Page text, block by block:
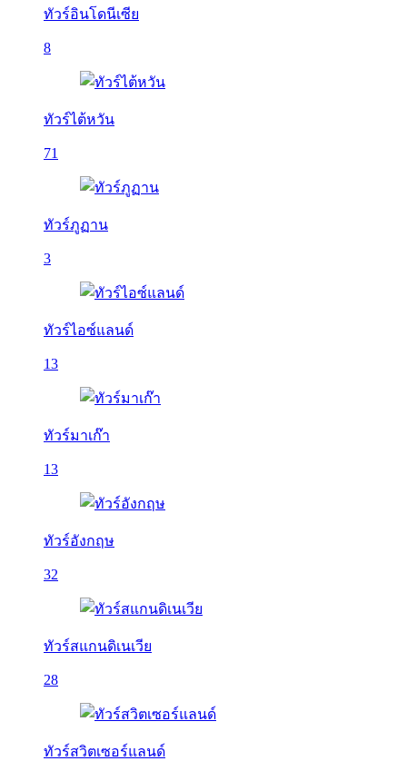
ทัวร์อินโดนีเซีย
8
ทัวร์ไต้หวัน
71
ทัวร์ภูฏาน
3
ทัวร์ไอซ์แลนด์
13
ทัวร์มาเก๊า
13
ทัวร์อังกฤษ
32
ทัวร์สแกนดิเนเวีย
28
ทัวร์สวิตเซอร์แลนด์